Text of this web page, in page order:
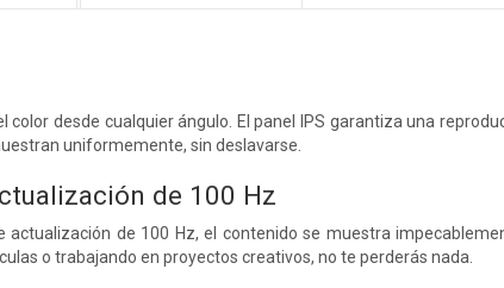
color desde cualquier ángulo. El panel IPS garantiza una
uniformemente, sin deslavarse.
de 100 Hz
actualización de 100 Hz, el contenido se muestra
o trabajando en proyectos creativos, no te perderás nada.